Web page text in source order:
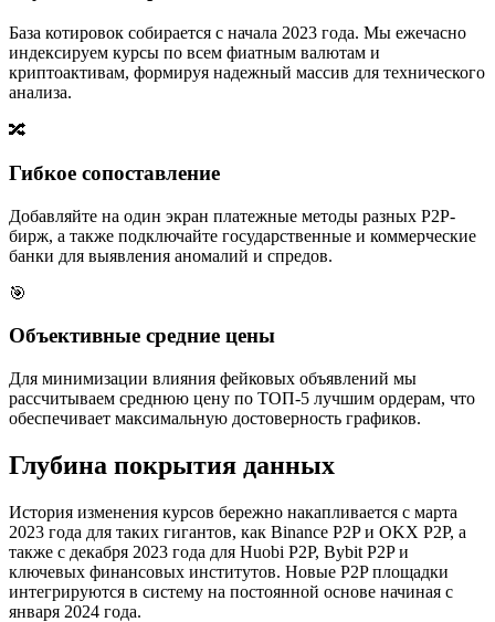
База котировок собирается с начала 2023 года. Мы ежечасно
индексируем курсы по всем фиатным валютам и
криптоактивам, формируя надежный массив для технического
анализа.
🔀
Гибкое сопоставление
Добавляйте на один экран платежные методы разных P2P-
бирж, а также подключайте государственные и коммерческие
банки для выявления аномалий и спредов.
🎯
Объективные средние цены
Для минимизации влияния фейковых объявлений мы
рассчитываем среднюю цену по ТОП-5 лучшим ордерам, что
обеспечивает максимальную достоверность графиков.
Глубина покрытия данных
История изменения курсов бережно накапливается с марта
2023 года для таких гигантов, как Binance P2P и OKX P2P, а
также с декабря 2023 года для Huobi P2P, Bybit P2P и
ключевых финансовых институтов. Новые P2P площадки
интегрируются в систему на постоянной основе начиная с
января 2024 года.